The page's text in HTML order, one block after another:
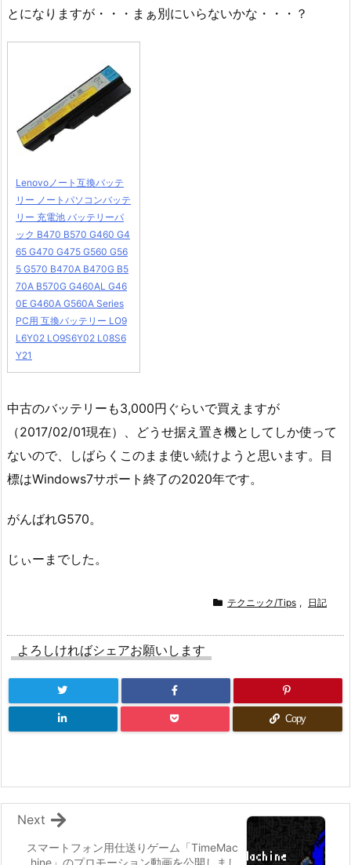
とになりますが・・・まぁ別にいらないかな・・・？
Lenovoノート互換バッテ
リー ノートパソコンバッテ
リー 充電池 バッテリーパ
ック B470 B570 G460 G4
65 G470 G475 G560 G56
5 G570 B470A B470G B5
70A B570G G460AL G46
0E G460A G560A Series
PC用 互換バッテリー LO9
L6Y02 LO9S6Y02 L08S6
Y21
中古のバッテリーも3,000円ぐらいで買えますが
（2017/02/01現在）、どうせ据え置き機としてしか使って
ないので、しばらくこのまま使い続けようと思います。目
標はWindows7サポート終了の2020年です。
がんばれG570。
じぃーまでした。
テクニック/Tips , 日記
よろしければシェアお願いします
Copy
スマートフォン用仕送りゲーム「TimeMac
Next